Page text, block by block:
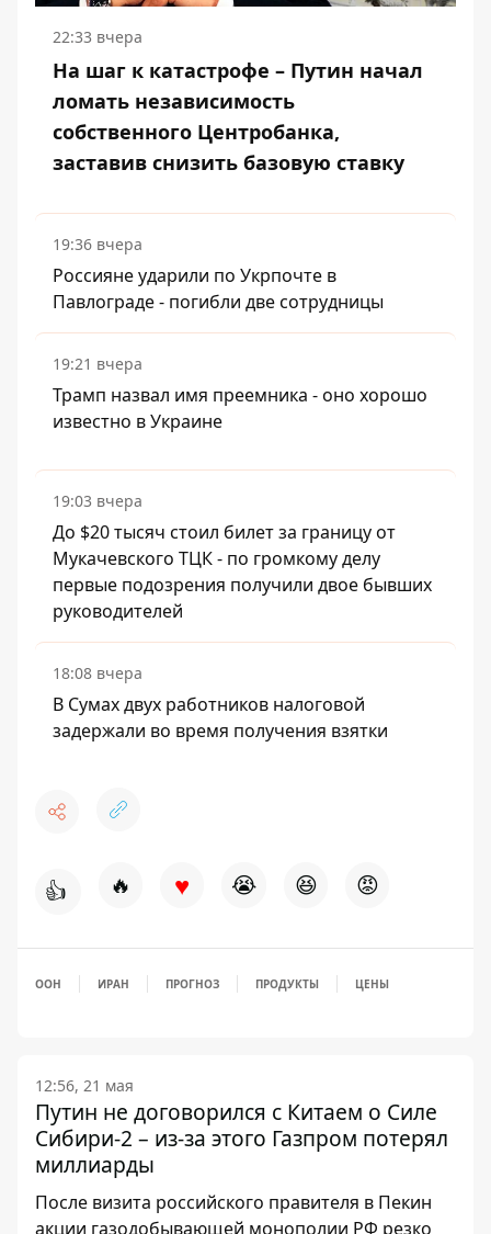
22:33 вчера
На шаг к катастрофе – Путин начал
ломать независимость
собственного Центробанка,
заставив снизить базовую ставку
19:36 вчера
Россияне ударили по Укрпочте в
Павлограде - погибли две сотрудницы
19:21 вчера
Трамп назвал имя преемника - оно хорошо
известно в Украине
19:03 вчера
До $20 тысяч стоил билет за границу от
Мукачевского ТЦК - по громкому делу
первые подозрения получили двое бывших
руководителей
18:08 вчера
В Сумах двух работников налоговой
задержали во время получения взятки
👍 🔥 ♥ 😭 😆 😡
ООН ИРАН ПРОГНОЗ ПРОДУКТЫ ЦЕНЫ
12:56, 21 мая
Путин не договорился с Китаем о Силе
Сибири-2 – из-за этого Газпром потерял
миллиарды
После визита российского правителя в Пекин
акции газодобывающей монополии РФ резко